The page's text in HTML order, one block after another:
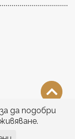
да подобри